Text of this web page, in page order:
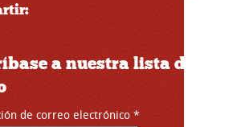
a nuestra lista de
de correo electrónico *